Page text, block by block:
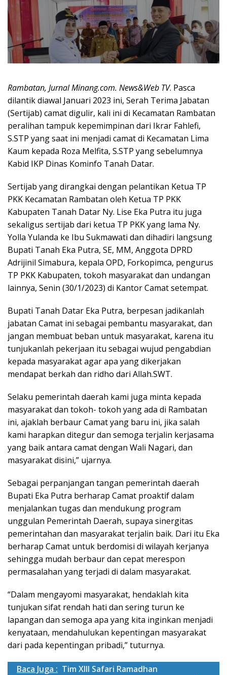
Rambatan, Jurnal Minang.com. News&Web TV. Pasca
dilantik diawal Januari 2023 ini, Serah Terima Jabatan
(Sertijab) camat digulir, kali ini di Kecamatan Rambatan
peralihan tampuk kepemimpinan dari Ikrar Fahlefi,
S.STP yang saat ini menjadi camat di Kecamatan Lima
Kaum kepada Roza Melfita, S.STP yang sebelumnya
Kabid IKP Dinas Kominfo Tanah Datar.
Sertijab yang dirangkai dengan pelantikan Ketua TP
PKK Kecamatan Rambatan oleh Ketua TP PKK
Kabupaten Tanah Datar Ny. Lise Eka Putra itu juga
sekaligus sertijab dari ketua TP PKK yang lama Ny.
Yolla Yulanda ke Ibu Sukmawati dan dihadiri langsung
Bupati Tanah Eka Putra, SE, MM, Anggota DPRD
Adrijinil Simabura, kepala OPD, Forkopimca, pengurus
TP PKK Kabupaten, tokoh masyarakat dan undangan
lainnya, Senin (30/1/2023) di Kantor Camat setempat.
Bupati Tanah Datar Eka Putra, berpesan jadikanlah
jabatan Camat ini sebagai pembantu masyarakat, dan
jangan membuat beban untuk masyarakat, karena itu
tunjukanlah pekerjaan itu sebagai wujud pengabdian
kepada masyarakat agar apa yang dikerjakan
mendapat berkah dan ridho dari Allah.SWT.
Selaku pemerintah daerah kami juga minta kepada
masyarakat dan tokoh- tokoh yang ada di Rambatan
ini, ajaklah berbaur Camat yang baru ini, jika salah
kami harapkan ditegur dan semoga terjalin kerjasama
yang baik antara camat dengan Wali Nagari, dan
masyarakat disini,” ujarnya.
Sebagai perpanjangan tangan pemerintah daerah
Bupati Eka Putra berharap Camat proaktif dalam
menjalankan tugas dan mendukung program
unggulan Pemerintah Daerah, supaya sinergitas
pemerintahan dan masyarakat terjalin baik. Dari itu Eka
berharap Camat untuk berdomisi di wilayah kerjanya
sehingga mudah berbaur dan cepat merespon
permasalahan yang terjadi di dalam masyarakat.
“Dalam mengayomi masyarakat, hendaklah kita
tunjukan sifat rendah hati dan sering turun ke
lapangan dan semoga apa yang kita inginkan menjadi
kenyataan, mendahulukan kepentingan masyarakat
dari pada kepentingan pribadi,” tuturnya.
Baca Juga : Tim XIII Safari Ramadhan